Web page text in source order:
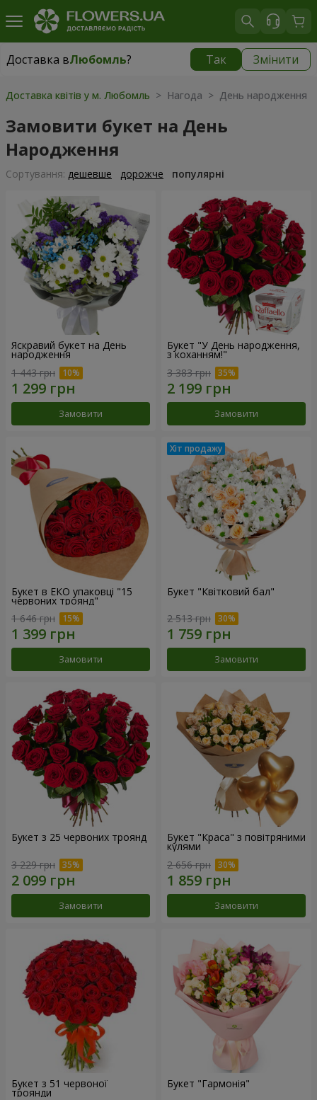
Доставка вЛюбомль? Так Змінити
Доставка вЛюбомль|
Доставка квітів у м. Любомль > Нагода > День народження
Замовити букет на День
Народження
Сортування: дешевше дорожче популярні
Яскравий букет на День
народження
1 443 грн
Замовити
Букет "У День народження,
з коханням!"
3 383 грн
Замовити
Букет в ЕКО упаковці "15
червоних троянд"
1 646 грн
Замовити
Букет "Квітковий бал"
2 513 грн
Замовити
Букет з 25 червоних троянд
3 229 грн
Замовити
Букет "Краса" з повітряними
кулями
2 656 грн
Замовити
Букет з 51 червоної
троянди
Букет "Гармонія"